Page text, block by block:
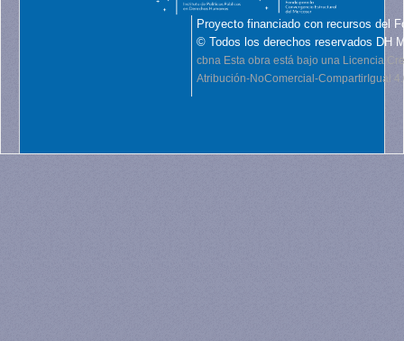
Proyecto financiado con recursos del
© Todos los derechos reservados DH
cbna Esta obra está bajo una Licencia
Atribución-NoComercial-CompartirIgual